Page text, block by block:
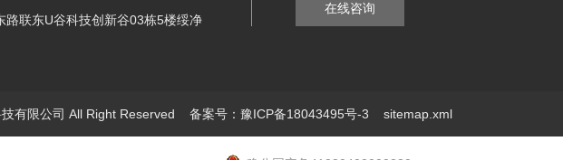
联东U谷科技创新谷03栋5楼绥净
在线咨询
有限公司 All Right Reserved 备案号：豫ICP备18043495号-3 sitemap.xml